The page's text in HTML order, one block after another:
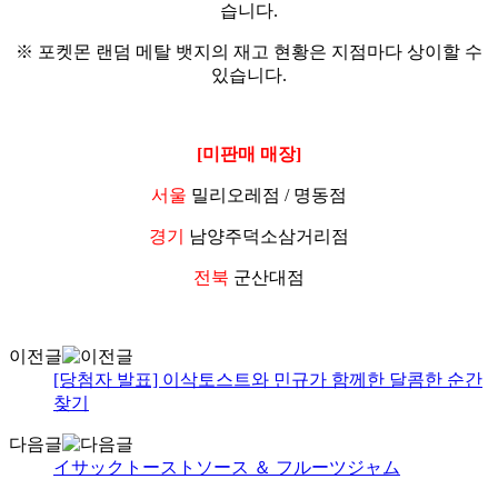
습니다.
※ 포켓몬 랜덤 메탈 뱃지의 재고 현황은 지점마다 상이할 수
있습니다.
[미판매 매장]
서울 밀리오레점 / 명동점
경기 남양주덕소삼거리점
전북 군산대점
이전글
[당첨자 발표] 이삭토스트와 민규가 함께한 달콤한 순간
찾기
다음글
イサックトーストソース ＆ フルーツジャム